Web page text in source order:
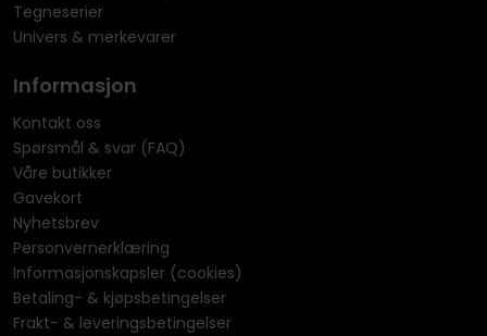
Tegneserier
Univers & merkevarer
Informasjon
Kontakt oss
Spørsmål & svar (FAQ)
Våre butikker
Gavekort
Nyhetsbrev
Personvernerklæring
Informasjonskapsler (cookies)
Betaling- & kjøpsbetingelser
Frakt- & leveringsbetingelser